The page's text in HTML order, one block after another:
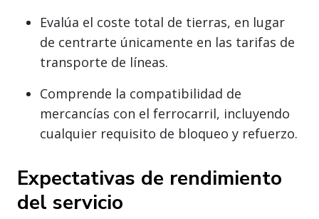
Evalúa el coste total de tierras, en lugar
de centrarte únicamente en las tarifas de
transporte de líneas.
Comprende la compatibilidad de
mercancías con el ferrocarril, incluyendo
cualquier requisito de bloqueo y refuerzo.
Expectativas de rendimiento
del servicio